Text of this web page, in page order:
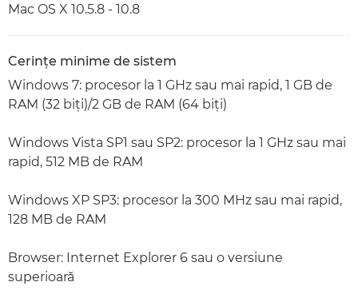
Mac OS X 10.5.8 - 10.8
Cerinţe minime de sistem
Windows 7: procesor la 1 GHz sau mai rapid, 1 GB de
RAM (32 biţi)/2 GB de RAM (64 biţi)
Windows Vista SP1 sau SP2: procesor la 1 GHz sau mai
rapid, 512 MB de RAM
Windows XP SP3: procesor la 300 MHz sau mai rapid,
128 MB de RAM
Browser: Internet Explorer 6 sau o versiune
superioară